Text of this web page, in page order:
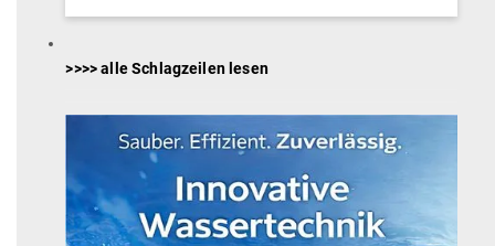
>>>> alle Schlagzeilen lesen